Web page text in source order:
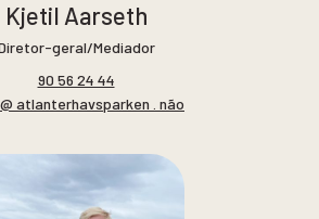
Kjetil Aarseth
geral/Mediador
90 56 24 44
atlanterhavsparken . não